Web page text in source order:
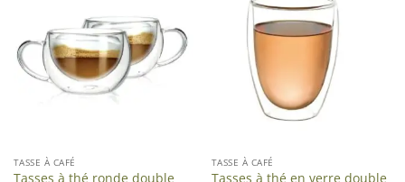
TASSE À CAFÉ
Tasses à thé ronde double
TASSE À CAFÉ
Tasses à thé en verre double